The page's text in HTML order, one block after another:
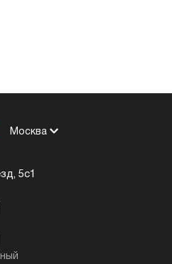
Москва
5с1